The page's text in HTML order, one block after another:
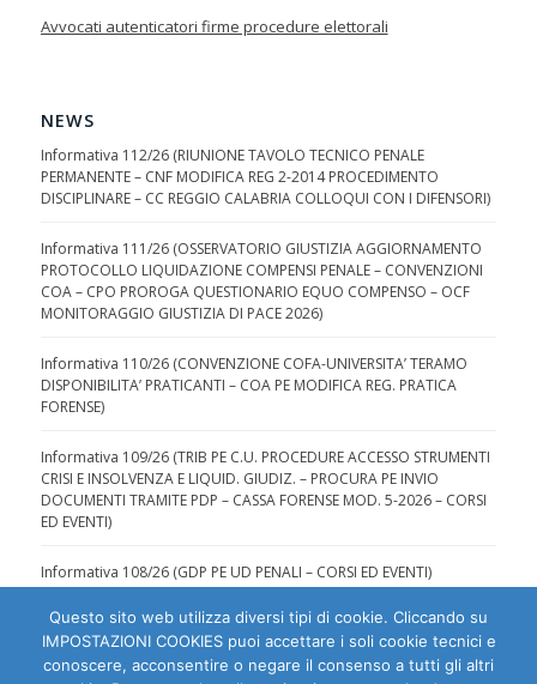
Avvocati autenticatori firme procedure elettorali
NEWS
Informativa 112/26 (RIUNIONE TAVOLO TECNICO PENALE
PERMANENTE – CNF MODIFICA REG 2-2014 PROCEDIMENTO
DISCIPLINARE – CC REGGIO CALABRIA COLLOQUI CON I DIFENSORI)
Informativa 111/26 (OSSERVATORIO GIUSTIZIA AGGIORNAMENTO
PROTOCOLLO LIQUIDAZIONE COMPENSI PENALE – CONVENZIONI
COA – CPO PROROGA QUESTIONARIO EQUO COMPENSO – OCF
MONITORAGGIO GIUSTIZIA DI PACE 2026)
Informativa 110/26 (CONVENZIONE COFA-UNIVERSITA’ TERAMO
DISPONIBILITA’ PRATICANTI – COA PE MODIFICA REG. PRATICA
FORENSE)
Informativa 109/26 (TRIB PE C.U. PROCEDURE ACCESSO STRUMENTI
CRISI E INSOLVENZA E LIQUID. GIUDIZ. – PROCURA PE INVIO
DOCUMENTI TRAMITE PDP – CASSA FORENSE MOD. 5-2026 – CORSI
ED EVENTI)
Informativa 108/26 (GDP PE UD PENALI – CORSI ED EVENTI)
Questo sito web utilizza diversi tipi di cookie. Cliccando su
IMPOSTAZIONI COOKIES puoi accettare i soli cookie tecnici e
conoscere, acconsentire o negare il consenso a tutti gli altri